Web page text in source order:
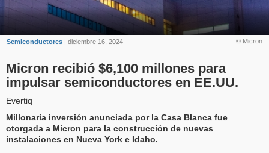
© Micron
Semiconductores | diciembre 16, 2024
Micron recibió $6,100 millones para
impulsar semiconductores en EE.UU.
Evertiq
Millonaria inversión anunciada por la Casa Blanca fue
otorgada a Micron para la construcción de nuevas
instalaciones en Nueva York e Idaho.